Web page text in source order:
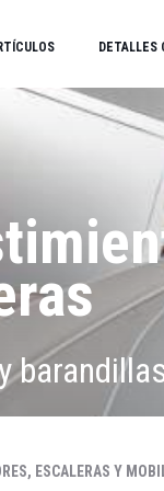
DETALLES
ESCALERAS Y